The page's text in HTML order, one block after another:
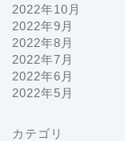
2022年10月
2022年9月
2022年8月
2022年7月
2022年6月
2022年5月
カテゴリ